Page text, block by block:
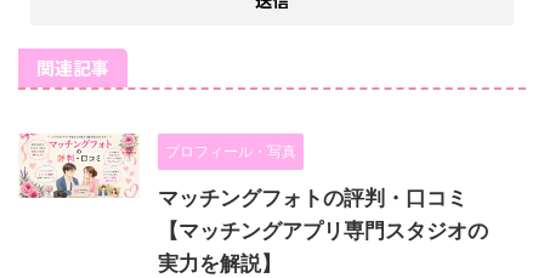
関連記事
プロフィール・写真
マッチングフォトの評判・口コミ
【マッチングアプリ専門スタジオの
実力を解説】